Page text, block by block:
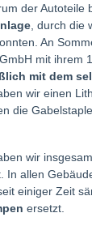
der Autoteile
, durch die
An
mit ihrem
mit dem
wir einen
die
wir
In allen
einiger Zeit
ersetzt.